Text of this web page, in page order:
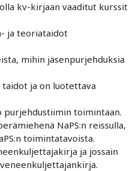
kv-kirjaan vaaditut kurssit
ja teoriataidot
mihin jäsenpurjehduksia
taidot ja on luotettava
toimintaan.
NaPS:n reissulla,
toimintatavoista.
ja jossain